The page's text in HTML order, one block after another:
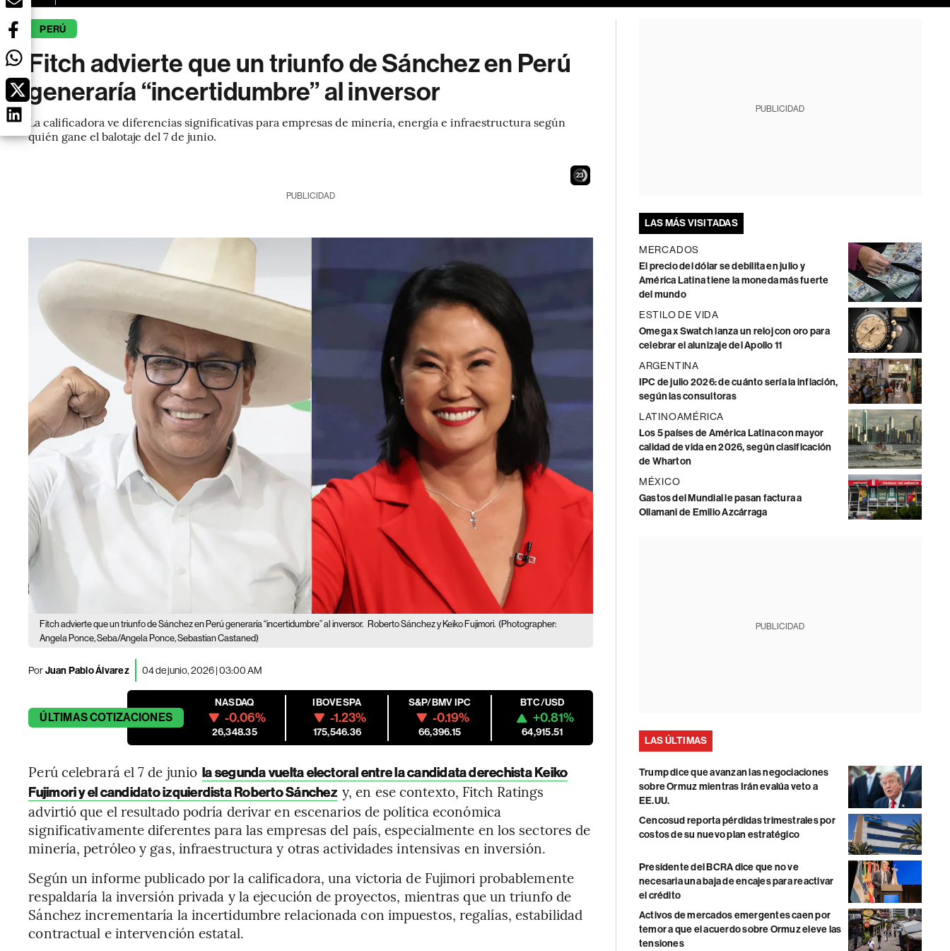
PERÚ
Fitch advierte que un triunfo de Sánchez en Perú
generaría “incertidumbre” al inversor
La calificadora ve diferencias significativas para empresas de minería, energía e infraestructura según
quién gane el balotaje del 7 de junio.
21
PUBLICIDAD
Fitch advierte que un triunfo de Sánchez en Perú generaría “incertidumbre” al inversor. Roberto Sánchez y Keiko Fujimori. (Photographer:
Angela Ponce, Seba/Angela Ponce, Sebastian Castaned)
PorJuan Pablo Álvarez 04 de junio, 2026 | 03:00 AM
ÚLTIMASCOTIZACIONES
NASDAQ
-0.06%
26,348.35
IBOVESPA
-1.23%
175,546.36
S&P/BMV IPC
-0.19%
66,396.15
BTC/USD
+0.81%
64,915.51
Perú celebrará el 7 de junio la segunda vuelta electoral entre la candidata derechista Keiko
Fujimori y el candidato izquierdista Roberto Sánchez y, en ese contexto, Fitch Ratings
advirtió que el resultado podría derivar en escenarios de política económica
significativamente diferentes para las empresas del país, especialmente en los sectores de
minería, petróleo y gas, infraestructura y otras actividades intensivas en inversión.
Según un informe publicado por la calificadora, una victoria de Fujimori probablemente
respaldaría la inversión privada y la ejecución de proyectos, mientras que un triunfo de
Sánchez incrementaría la incertidumbre relacionada con impuestos, regalías, estabilidad
contractual e intervención estatal.
PUBLICIDAD
LAS MÁS VISITADAS
MERCADOS
El precio del dólar se debilita en julio y
América Latina tiene la moneda más fuerte
del mundo
ESTILO DE VIDA
Omega x Swatch lanza un reloj con oro para
celebrar el alunizaje del Apollo 11
ARGENTINA
IPC de julio 2026: de cuánto sería la inflación,
según las consultoras
LATINOAMÉRICA
Los 5 países de América Latina con mayor
calidad de vida en 2026, según clasificación
de Wharton
MÉXICO
Gastos del Mundial le pasan factura a
Ollamani de Emilio Azcárraga
PUBLICIDAD
LAS ÚLTIMAS
Trump dice que avanzan las negociaciones
sobre Ormuz mientras Irán evalúa veto a
EE.UU.
Cencosud reporta pérdidas trimestrales por
costos de su nuevo plan estratégico
Presidente del BCRA dice que no ve
necesaria una baja de encajes para reactivar
el crédito
Activos de mercados emergentes caen por
temor a que el acuerdo sobre Ormuz eleve las
tensiones